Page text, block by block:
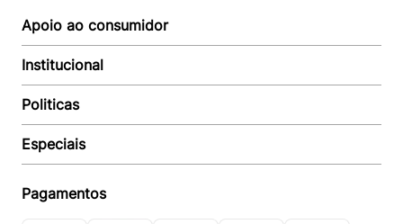
Apoio ao consumidor
Autoatendimento
Suporte e reparo
Acompanhar Entrega
Baixe o APP
Institucional
Quem somos
Revendedor
Seja um Revendedor
Trabalhe conosco
Politicas
Política de Entrega
Política de Pagamento
Política de Privacidade
Especiais
Multicoin
Pagamentos